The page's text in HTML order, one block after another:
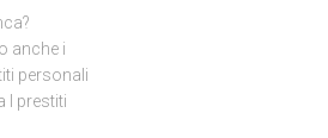
anche i
personali
I prestiti